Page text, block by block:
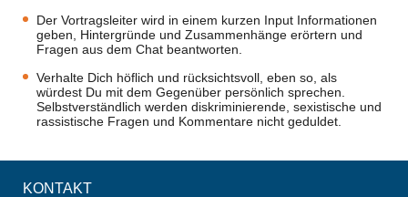
Der Vortragsleiter wird in einem kurzen Input Informationen
geben, Hintergründe und Zusammenhänge erörtern und
Fragen aus dem Chat beantworten.
Verhalte Dich höflich und rücksichtsvoll, eben so, als
würdest Du mit dem Gegenüber persönlich sprechen.
Selbstverständlich werden diskriminierende, sexistische und
rassistische Fragen und Kommentare nicht geduldet.
KONTAKT